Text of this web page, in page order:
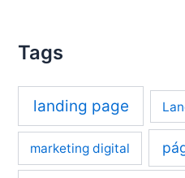
Tags
landing page
marketing digital